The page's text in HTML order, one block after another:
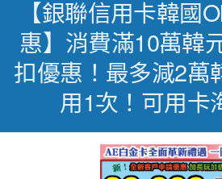
【銀聯信用卡韓國
惠】消費滿10萬韓
扣優惠！最多減2萬
用1次！可用卡